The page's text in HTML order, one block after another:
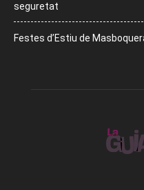
seguretat
Festes d’Estiu de